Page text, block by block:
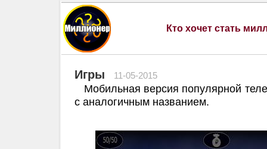
Кто хочет стать
Игры 11-05-2015
Мобильная версия популярной
с аналогичным названием.